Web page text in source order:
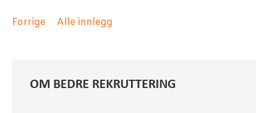
Forrige Alle innlegg
OM BEDRE REKRUTTERING